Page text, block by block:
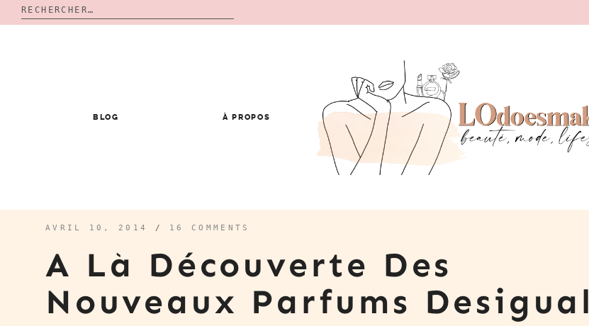
Rechercher :
BLOG À PROPOS
AVRIL 10, 2014 / 16 COMMENTS
A Là Découverte Des
Nouveaux Parfums Desigual